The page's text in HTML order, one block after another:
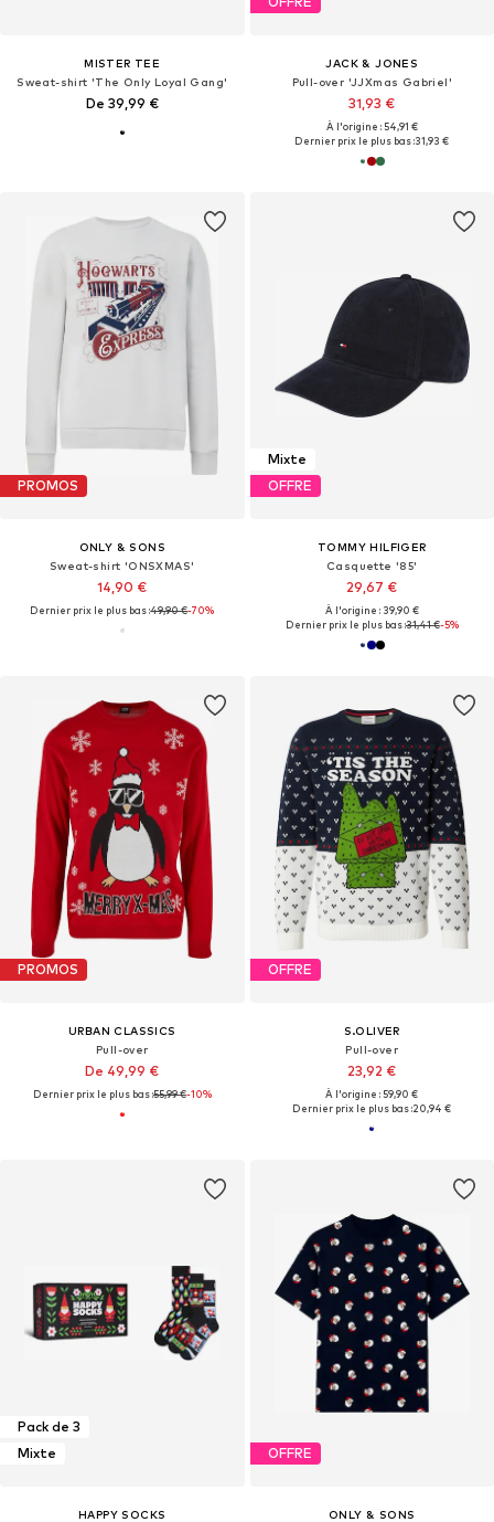
MISTER TEE
Sweat-shirt 'The Only Loyal Gang'
De 39,99 €
JACK & JONES
Pull-over 'JJXmas Gabriel'
31,93 €
À l'origine : 54,91 €
Dernier prix le plus bas :31,93 €
PROMOS
ONLY & SONS
Sweat-shirt 'ONSXMAS'
14,90 €
Dernier prix le plus bas :49,90 €-70%
Mixte
OFFRE
TOMMY HILFIGER
Casquette '85'
29,67 €
À l'origine : 39,90 €
Dernier prix le plus bas :31,41 €-5%
PROMOS
URBAN CLASSICS
Pull-over
De 49,99 €
Dernier prix le plus bas :55,99 €-10%
OFFRE
S.OLIVER
Pull-over
23,92 €
À l'origine : 59,90 €
Dernier prix le plus bas :20,94 €
Pack de 3
Mixte
HAPPY SOCKS
OFFRE
ONLY & SONS